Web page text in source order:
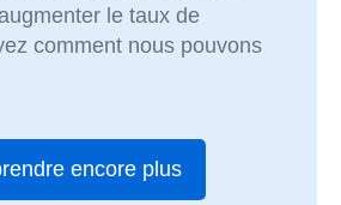
le taux de
comment nous pouvons
encore plus